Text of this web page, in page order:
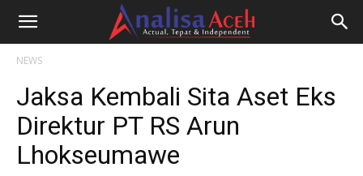
NEWS
Jaksa Kembali Sita Aset Eks
Direktur PT RS Arun
Lhokseumawe